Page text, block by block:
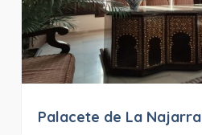
Palacete de La Najarra